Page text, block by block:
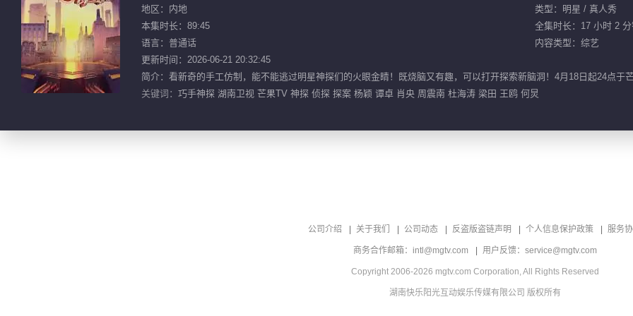
地区：内地
类型：明星 / 真人秀
本集时长：89:45
全集时长：17 小时 2 分
语言：普通话
内容类型：综艺
更新时间：2026-06-21 20:32:45
简介：看新奇的手工仿制，能不能逃过明星神探们的火眼金睛！既烧脑又有趣，可以打开探索新脑洞！4月18日起24点于芒
关键词： 巧手神探 湖南卫视 芒果TV 神探 侦探 探案 杨颖 谭卓 肖央 周震南 杜海涛 梁田 王鸥 何炅
公司介绍 关于我们 公司动态 反盗版盗链声明 个人信息保护政策 服务
商务合作邮箱：intl@mgtv.com 用户反馈：service@mgtv.com
Copyright 2006-2026 mgtv.com Corporation, All Rights Reserved
湖南快乐阳光互动娱乐传媒有限公司 版权所有